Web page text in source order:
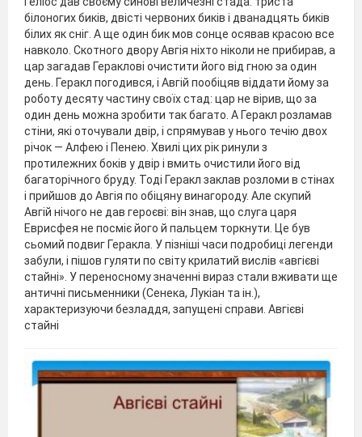
білоногих биків, двісті червоних биків і дванадцять биків
білих як сніг. А ще один бик мов сонце осявав красою все
навколо. Скотного двору Авгія ніхто ніколи не прибирав, а
цар загадав Гераклові очистити його від гною за один
день. Геракл погодився, і Авгій пообіцяв віддати йому за
роботу десяту частину своїх стад: цар не вірив, що за
один день можна зробити так багато. А Геракл розламав
стіни, які оточували двір, і спря­мував у нього течію двох
річок — Алфею і Пенею. Хвилі цих рік ринули з
протилежних боків у двір і вмить очисти­ли його від
багаторічного бруду. Тоді Геракл заклав розломи в стінах
і прийшов до Авгія по обіцяну винагороду. Але скупий
Авгій нічого не дав героєві: він знав, що слуга царя
Еврисфея не посміє його й пальцем торкнути. Це був
сьомий подвиг Геракла. У пізніші часи подробиці легенди
забули, і пішов гуля­ти по світу крилатий вислів «авгієві
стайні». У переносному значенні вираз стали вживати ще
античні письменники (Сенека, Лукіан та ін.),
характеризуючи безладдя, запущені справи. Авгієві
стайні